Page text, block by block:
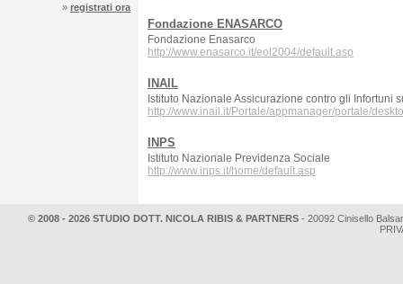
» registrati ora
Fondazione ENASARCO
Fondazione Enasarco
http://www.enasarco.it/eol2004/default.asp
INAIL
Istituto Nazionale Assicurazione contro gli Infortuni
http://www.inail.it/Portale/appmanager/portale/
INPS
Istituto Nazionale Previdenza Sociale
http://www.inps.it/home/default.asp
© 2008 - 2026 STUDIO DOTT. NICOLA RIBIS & PARTNERS- 20092 Cinisello